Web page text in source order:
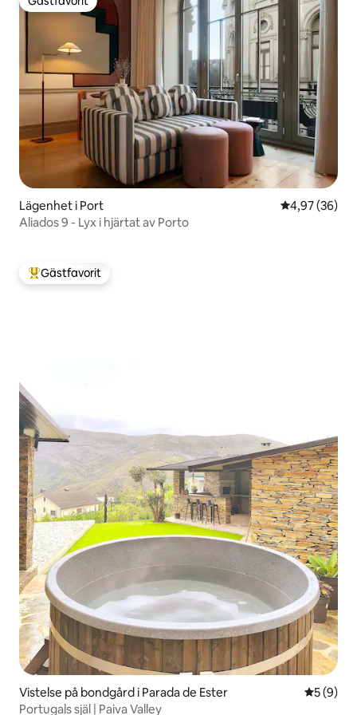
Gästfavorit
Lägenhet i Port 4,97 av 5 i
4,97 (36)
Aliados 9 - Lyx i hjärtat av Porto
Populär gästfavorit
Gästfavorit
Vistelse på bondgård i Parada de Ester 5 av 5 i
5 (9)
Portugals själ | Paiva Valley